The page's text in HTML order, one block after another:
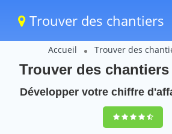
Trouver des chantiers
Accueil Trouver des
Trouver des
Développer votre chiffre